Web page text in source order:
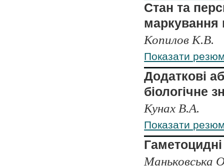
Стан та
маркування
Копилов К.В.
Показати
Додаткові
біологічне
Кунах В.А.
Показати
Маньковська